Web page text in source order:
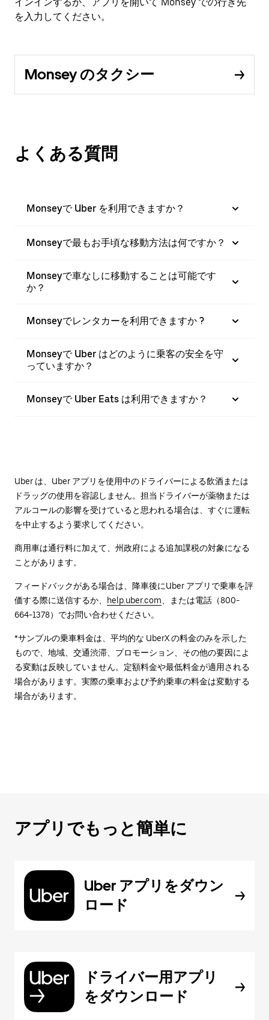
を入力してください。
Monsey のタクシー
よくある質問
Monseyで Uber を利用できますか？
Monseyで最もお手頃な移動方法は何ですか？
Monseyで車なしに移動することは可能です
か？
Monseyでレンタカーを利用できますか ?
Monseyで Uber はどのように乗客の安全を守
っていますか？
Monseyで Uber Eats は利用できますか？
Uber は、Uber アプリを使用中のドライバーによる飲酒または
ドラッグの使用を容認しません。担当ドライバーが薬物または
アルコールの影響を受けていると思われる場合は、すぐに運転
を中止するよう要求してください。
商用車は通行料に加えて、州政府による追加課税の対象になる
ことがあります。
フィードバックがある場合は、降車後に⁠Uber アプリで乗車を評
価する際に送信するか、
help.uber.com 、または電話（800-
664-1378）でお問い合わせください。
*サンプルの乗車料金は、平均的な UberX の料金のみを示した
もので、地域、交通渋滞、プロモーション、その他の要因によ
る変動は反映していません。定額料金や最低料金が適用される
場合があります。実際の乗車および予約乗車の料金は変動する
場合があります。
アプリでもっと簡単に
Uber アプリをダウン
ロード
ドライバー用アプリ
をダウンロード